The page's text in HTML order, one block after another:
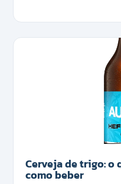
Cerveja de trigo: o
como beber